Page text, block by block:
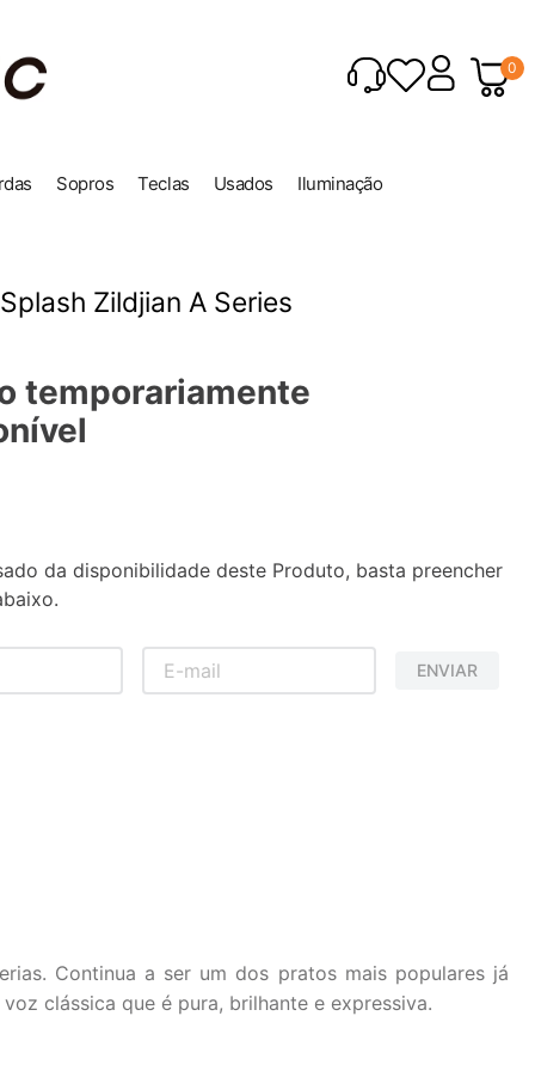
0
Sopros Teclas Usados Iluminação
Zildjian A Series
temporariamente
da disponibilidade deste Produto, basta preencher
ENVIAR
Continua a ser um dos pratos mais populares já
clássica que é pura, brilhante e expressiva.